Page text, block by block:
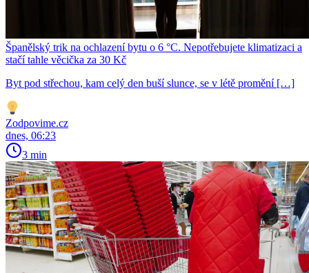
Španělský trik na ochlazení bytu o 6 °C. Nepotřebujete klimatizaci a
stačí tahle věcička za 30 Kč
Byt pod střechou, kam celý den buší slunce, se v létě promění […]
Zodpovime.cz
dnes, 06:23
3 min